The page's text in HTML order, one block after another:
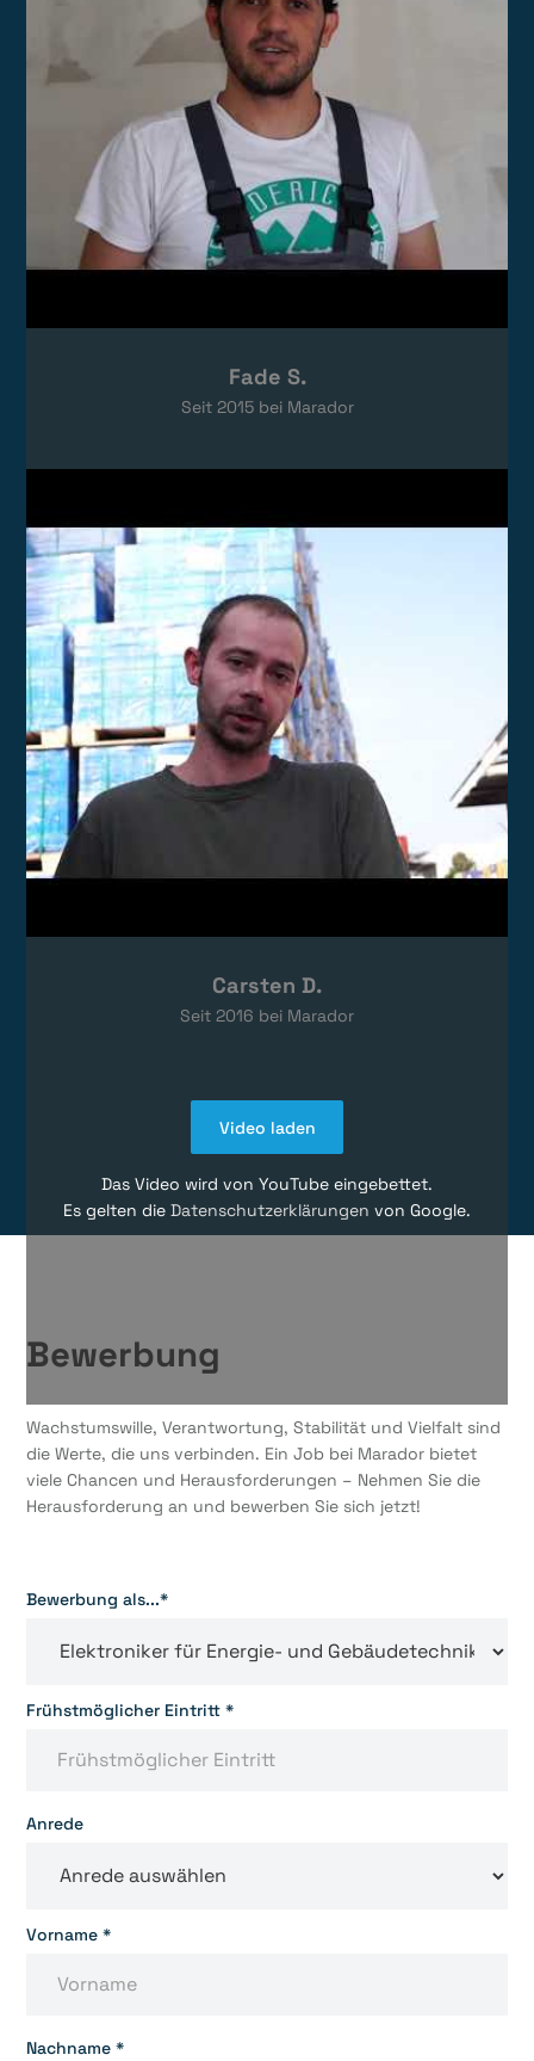
Das Video wird von YouTube eingebettet.
Es gelten die
Datenschutzerklärungen
Fade S.
Seit 2015bei Marador
Video laden
Das Video wird von YouTube eingebettet.
Es gelten die Datenschutzerklärungen von Google.
Carsten D.
Seit 2016 bei Marador
Bewerbung
Wachstumswille, Verantwortung, Stabilität und Vielfalt sind
die Werte, die uns verbinden. Ein Job bei Marador bietet
viele Chancen und Herausforderungen – Nehmen Sie die
Herausforderung an und bewerben Sie sich jetzt!
Bewerbung als...*
Frühstmöglicher Eintritt *
Anrede
Vorname *
Nachname *